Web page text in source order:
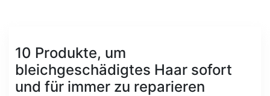
10 Produkte, um
bleichgeschädigtes Haar sofort
und für immer zu reparieren